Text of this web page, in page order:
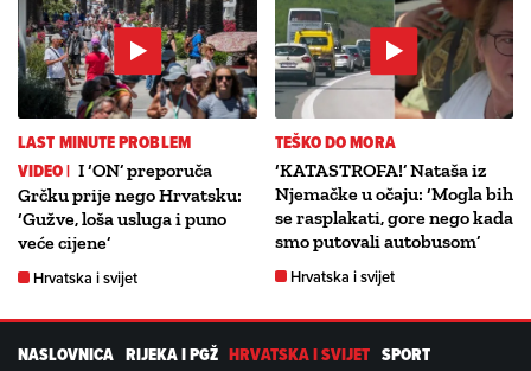
LAST MINUTE PROBLEM
VIDEO | I ‘ON’ preporuča
Grčku prije nego Hrvatsku:
‘Gužve, loša usluga i puno
veće cijene’
Hrvatska i svijet
TEŠKO DO MORA
‘KATASTROFA!’ Nataša iz
Njemačke u očaju: ‘Mogla bih
se rasplakati, gore nego kada
smo putovali autobusom’
Hrvatska i svijet
NASLOVNICA RIJEKA I PGŽ HRVATSKA I SVIJET SPORT